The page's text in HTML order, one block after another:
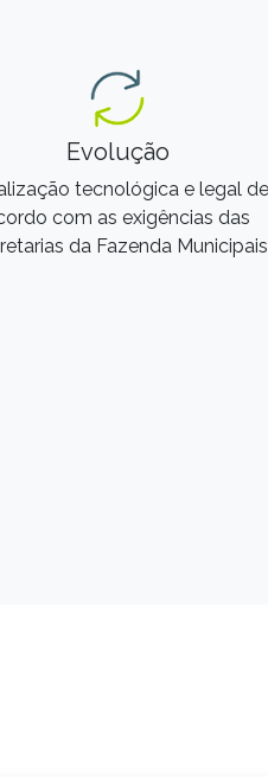
Evolução
tecnológica e legal de
com as exigências das
da Fazenda Municipais